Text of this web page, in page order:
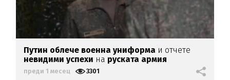
Путин облече военна униформа и отчете
невидими успехи на руската армия
преди 1 месец 3301